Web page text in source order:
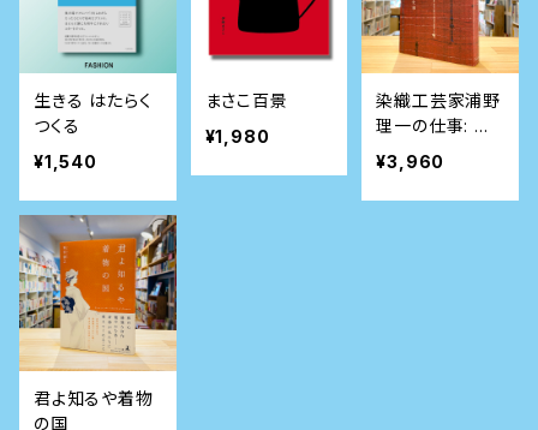
生きる はたらく
つくる
¥1,540
まさこ百景
¥1,980
染織工芸家浦野
理一の仕事: 小
津映画のきもの
¥3,960
君よ知るや着物
の国